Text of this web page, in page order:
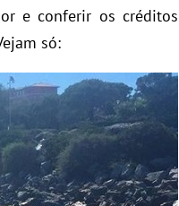
e conferir os créditos
só: